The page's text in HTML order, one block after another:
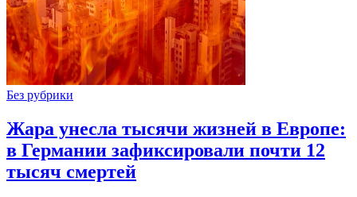
Без рубрики
Жара унесла тысячи жизней в Европе:
в Германии зафиксировали почти 12
тысяч смертей